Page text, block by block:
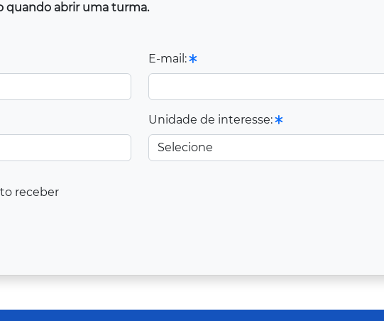
quando abrir uma turma.
E-mail:
Unidade de interesse:
receber